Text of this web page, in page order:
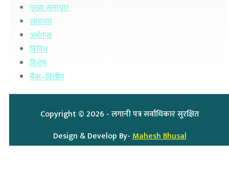
मूख्य समाचार
समाचार
अर्थतन्त्र
विविध
विशेष
बैंक–वित्तीय
Copyright ©2026 - लगानी पत्र सर्वाधिकार सुरक्षित
Design & Develop By-Mahesh Bhusal